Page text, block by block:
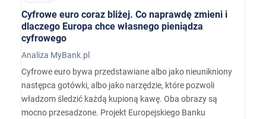
Cyfrowe euro coraz bliżej. Co naprawdę zmieni i
dlaczego Europa chce własnego pieniądza
cyfrowego
Analiza MyBank.pl
Cyfrowe euro bywa przedstawiane albo jako nieunikniony
następca gotówki, albo jako narzędzie, które pozwoli
władzom śledzić każdą kupioną kawę. Oba obrazy są
mocno przesadzone. Projekt Europejskiego Banku